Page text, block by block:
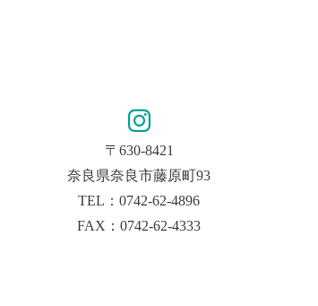
〒630-8421
奈良県奈良市藤原町93
TEL：0742-62-4896
FAX：0742-62-4333